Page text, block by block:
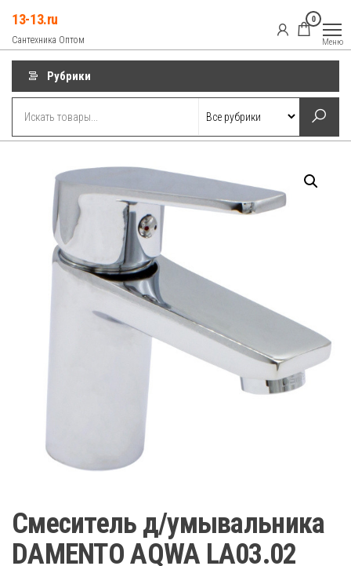
содержимому
13-13.ru
Сантехника Оптом
0
Меню
Рубрики
Смеситель д/умывальника
DAMENTO AQWA LA03.02